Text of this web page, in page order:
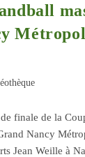
finale de la
Nancy
Jean Weille à